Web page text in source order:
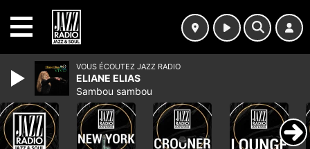
VOUS ÉCOUTEZ JAZZ RADIO
ELIANE ELIAS
Sambou sambou